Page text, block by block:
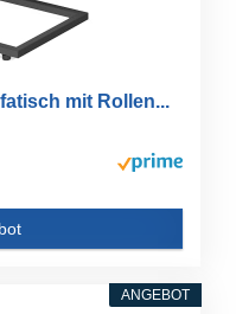
mit Rollen...
ANGEBOT